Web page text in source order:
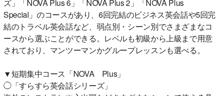
ズ」「NOVA Plus 6」「NOVA Plus 2」「NOVA Plus
Special」のコースがあり、6回完結のビジネス英会話や5回完
結のトラベル英会話など、弱点別・シーン別でさまざまなコ
ースから選ぶことができる。レベルも初級から上級まで用意
されており、マンツーマンかグループレッスンも選べる。
▼短期集中コース「NOVA Plus」
◯「すらすら英会話シリーズ」